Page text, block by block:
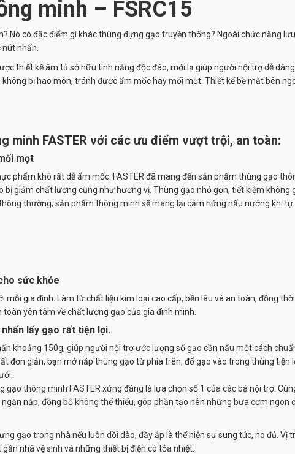
minh – FSRC15
Nó có đặc điểm gì khác thùng đựng gạo truyền thống? Ngoài chức năng
nhấn.
thiết kế âm tủ sở hữu tính năng độc đáo, mới lạ giúp người nội trợ dễ
bị hao mòn, tránh được ẩm mốc hay mối mọt. Thiết kế bề mặt bên
minh FASTER với các ưu điểm vượt trội, an toàn:
mọt
phẩm khô rất dễ ẩm mốc. FASTER đã mang đến sản phẩm thùng gạo
bị giảm chất lượng cũng như hương vị. Thùng gạo nhỏ gọn, tiết kiệm
thường, sản phẩm thông minh sẽ mang lại cảm hứng nấu nướng khi tự
sức khỏe
mỗi gia đình. Làm từ chất liệu kim loại cao cấp, bền lâu và an toàn, đồng
yên tâm về chất lượng gạo của gia đình mình.
lấy gạo rất tiện lợi.
khoảng 150g, giúp người nội trợ ước lượng số gạo cần nấu một cách
đơn giản, bạn mở nắp thùng gạo từ phía trên, đổ gạo vào trong thùng
thông minh FASTER xứng đáng là lựa chọn số 1 của các bà nội trợ.
nắp, đồng bộ không thể thiếu, góp phần tạo nên những bưa cơm
gạo trong nhà nếu luôn dồi dào, đầy ắp là thể hiện sự sung túc, no đủ.
nhà vệ sinh và những thiết bị điện có tỏa nhiệt.